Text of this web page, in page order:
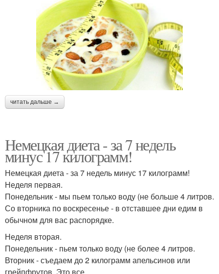
читать дальше →
Немецкая диета - за 7 недель
минус 17 килограмм!
Немецкая диета - за 7 недель минус 17 килограмм!
Неделя первая.
Понедельник - мы пьем только воду (не больше 4 литров.
Со вторника по воскресенье - в отставшее дни едим в
обычном для вас распорядке.
Неделя вторая.
Понедельник - пьем только воду (не более 4 литров.
Вторник - съедаем до 2 килограмм апельсинов или